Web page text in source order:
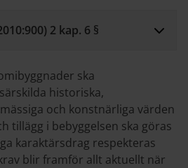
2 kap. 6 §
ska
historiska,
och konstnärliga värden
tillägg i bebyggelsen ska göras
karaktärsdrag respekteras
blir framför allt aktuellt när